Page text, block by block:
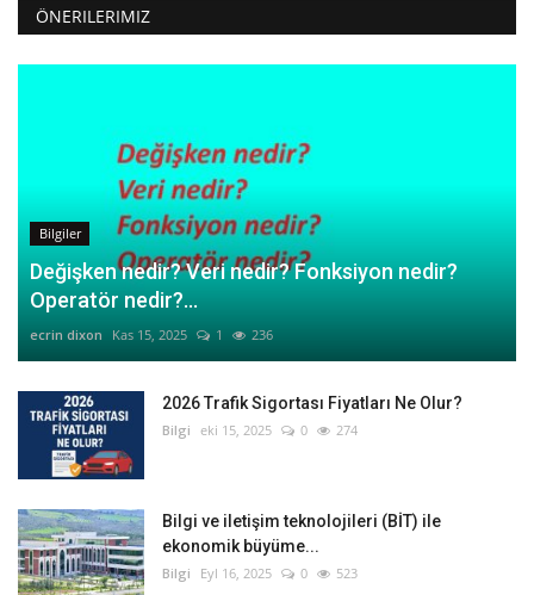
ÖNERILERIMIZ
Bilgiler
Değişken nedir? Veri nedir? Fonksiyon nedir?
Operatör nedir?...
ecrin dixon Kas 15, 2025 1 236
2026 Trafik Sigortası Fiyatları Ne Olur?
Bilgi eki 15, 2025 0 274
Bilgi ve iletişim teknolojileri (BİT) ile
ekonomik büyüme...
Bilgi Eyl 16, 2025 0 523